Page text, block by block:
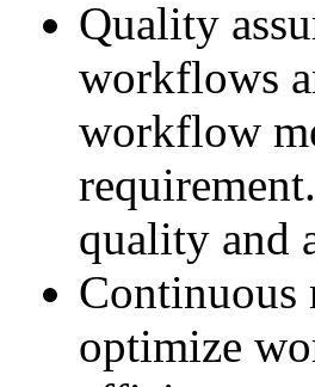
Quality
workflows
workflow
quality and
optimize